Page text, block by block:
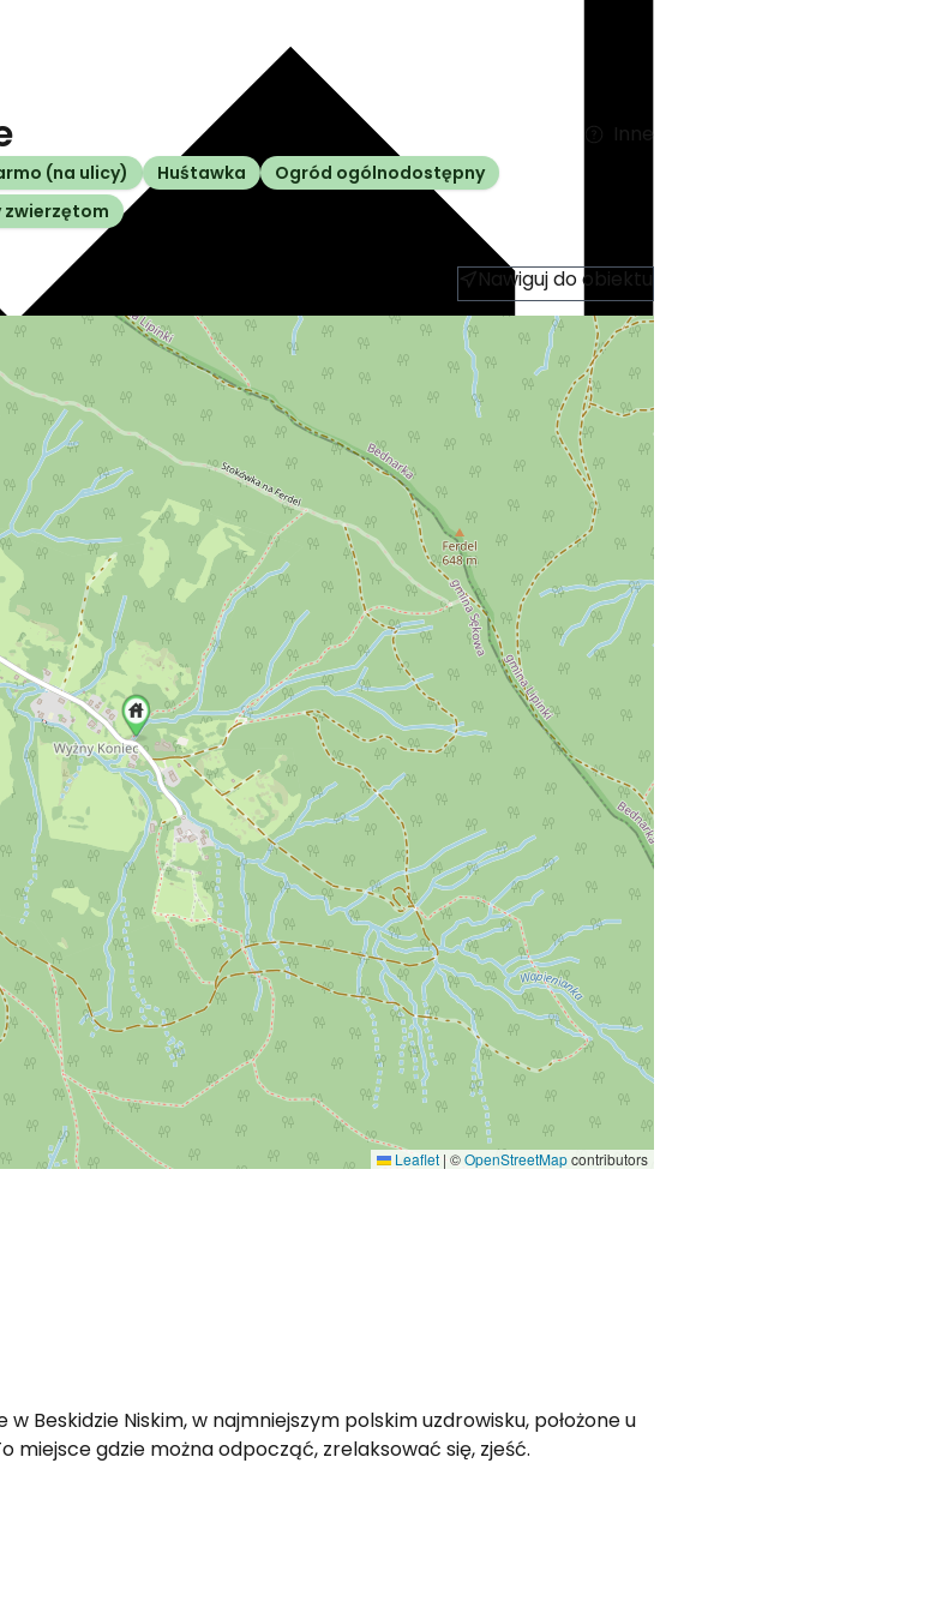
Inne
(na ulicy) Huśtawka
Ogród ogólnodostępny
zwierzętom
Nawiguj do obiektu
Leaflet | ©OpenStreetMapcontributors
Beskidzie Niskim, w najmniejszym polskim uzdrowisku, położone u
miejsce gdzie można odpocząć, zrelaksować się, zjeść.